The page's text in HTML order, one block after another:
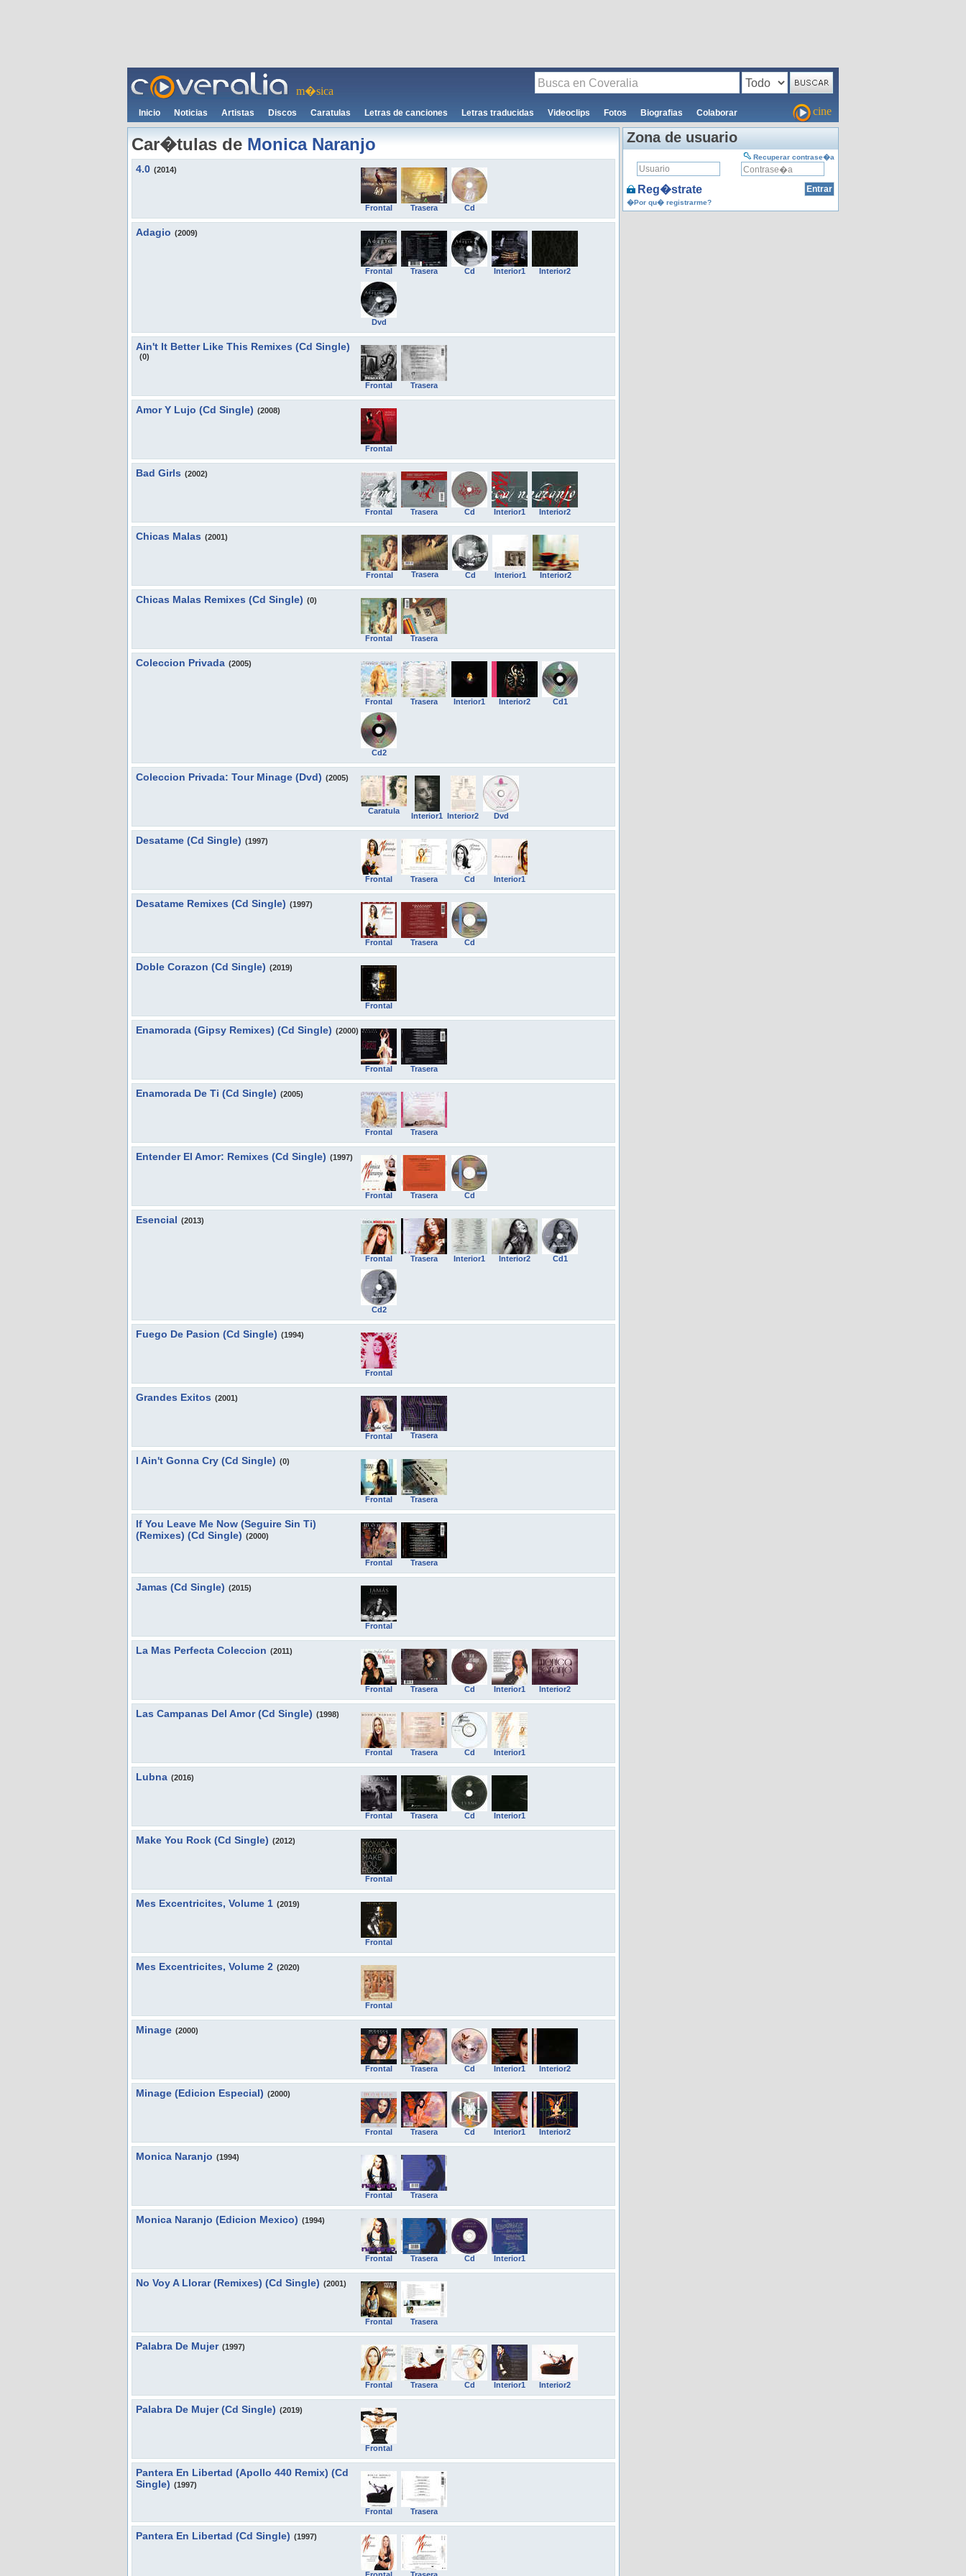
m�sica
Inicio Noticias Artistas Discos Caratulas Letras de canciones Letras traducidas Videoclips Fotos Biografias Colaborar cine
Car�tulas de Monica Naranjo
4.0 (2014)
Frontal Trasera Cd
Adagio (2009)
Frontal Trasera Cd Interior1 Interior2
Dvd
Ain't It Better Like This Remixes (Cd Single)
(0)
Frontal Trasera
Amor Y Lujo (Cd Single) (2008)
Frontal
Bad Girls (2002)
Frontal Trasera Cd Interior1 Interior2
Chicas Malas (2001)
Frontal Trasera Cd Interior1 Interior2
Chicas Malas Remixes (Cd Single) (0)
Frontal Trasera
Coleccion Privada (2005)
Frontal Trasera Interior1 Interior2 Cd1
Cd2
Coleccion Privada: Tour Minage (Dvd) (2005)
Caratula
Interior1 Interior2 Dvd
Desatame (Cd Single) (1997)
Frontal Trasera Cd Interior1
Desatame Remixes (Cd Single) (1997)
Frontal Trasera Cd
Doble Corazon (Cd Single) (2019)
Frontal
Enamorada (Gipsy Remixes) (Cd Single) (2000)
Frontal Trasera
Enamorada De Ti (Cd Single) (2005)
Frontal Trasera
Entender El Amor: Remixes (Cd Single) (1997)
Frontal Trasera Cd
Esencial (2013)
Frontal Trasera Interior1 Interior2 Cd1
Cd2
Fuego De Pasion (Cd Single) (1994)
Frontal
Grandes Exitos (2001)
Frontal Trasera
I Ain't Gonna Cry (Cd Single) (0)
Frontal Trasera
If You Leave Me Now (Seguire Sin Ti)
(Remixes) (Cd Single) (2000)
Frontal Trasera
Jamas (Cd Single) (2015)
Frontal
La Mas Perfecta Coleccion (2011)
Frontal Trasera Cd Interior1 Interior2
Las Campanas Del Amor (Cd Single) (1998)
Frontal Trasera Cd Interior1
Lubna (2016)
Frontal Trasera Cd Interior1
Make You Rock (Cd Single) (2012)
Frontal
Mes Excentricites, Volume 1 (2019)
Frontal
Mes Excentricites, Volume 2 (2020)
Frontal
Minage (2000)
Frontal Trasera Cd Interior1 Interior2
Minage (Edicion Especial) (2000)
Frontal Trasera Cd Interior1 Interior2
Monica Naranjo (1994)
Frontal Trasera
Monica Naranjo (Edicion Mexico) (1994)
Frontal Trasera Cd Interior1
No Voy A Llorar (Remixes) (Cd Single) (2001)
Frontal Trasera
Palabra De Mujer (1997)
Frontal Trasera Cd Interior1 Interior2
Palabra De Mujer (Cd Single) (2019)
Frontal
Pantera En Libertad (Apollo 440 Remix) (Cd
Single) (1997)
Frontal Trasera
Pantera En Libertad (Cd Single) (1997)
Zona de usuario
Recuperar contrase�a
Reg�strate
�Por qu� registrarme?